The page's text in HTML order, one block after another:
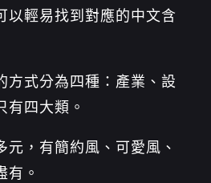
以輕易找到對應的中文含
方式分為四種：產業、設
有四大類。
元，有簡約風、可愛風、
有。